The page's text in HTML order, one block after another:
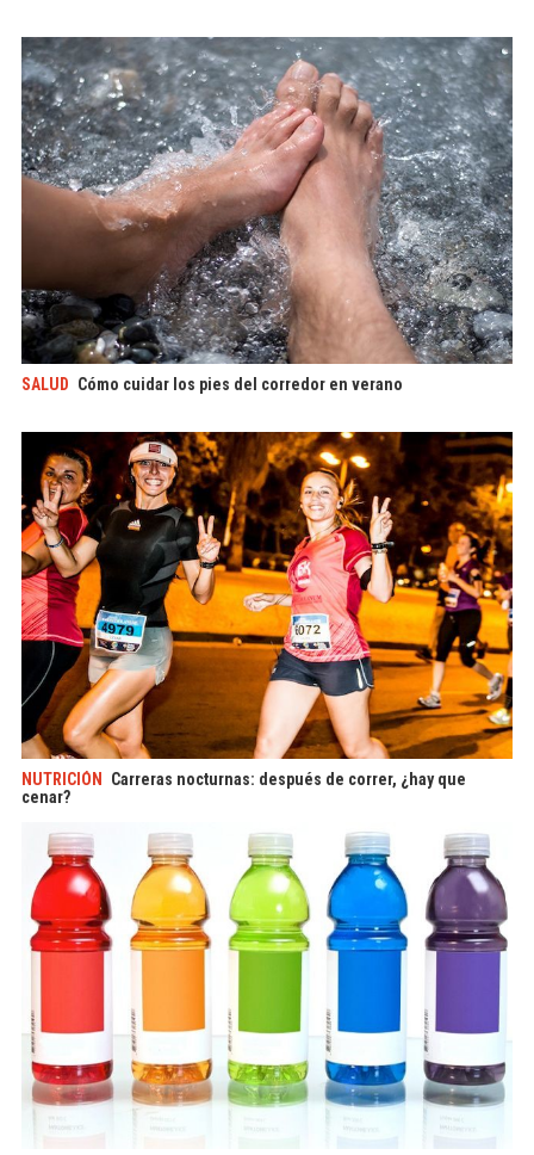
SALUD Cómo cuidar los pies del corredor en verano
NUTRICIÓN
Carreras nocturnas: después de correr, ¿hay que
cenar?